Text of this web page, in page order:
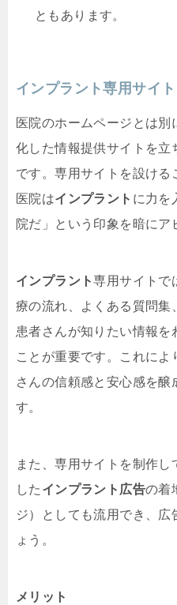
ともあります。
インプラント専用サイト
医院のホームページとは別
化した情報提供サイトを立
です。専用サイトを設け
医院はインプラント に力を
院だ」という印象を暗にア
インプラント専用サイトで
療の流れ、よくある質問集
患者さんが知りたい情報を
ことが重要です。これに
さんの信頼感と安心感を醸
す。
また、専用サイトを制作
した インプラント広告の着
ジ）としても流用でき、広
ょう。
メリット